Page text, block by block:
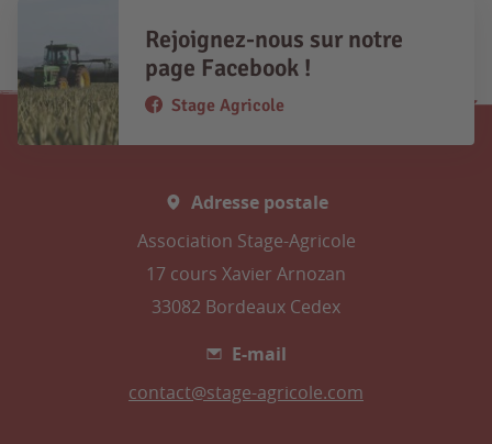
Rejoignez-nous sur notre
page Facebook !
Stage Agricole
Adresse postale
Association Stage-Agricole
17 cours Xavier Arnozan
33082 Bordeaux Cedex
E-mail
contact@stage-agricole.com